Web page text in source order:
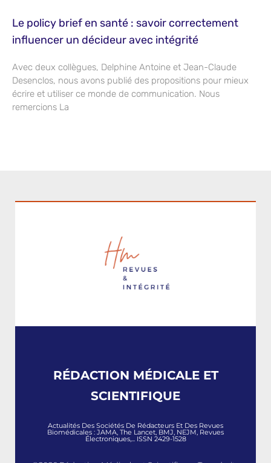
Le policy brief en santé : savoir correctement
influencer un décideur avec intégrité
Avec deux collègues, Delphine Antoine et Jean-Claude
Desenclos, nous avons publié des propositions pour mieux
écrire et utiliser ce monde de communication. Nous
remercions La
RÉDACTION MÉDICALE ET
SCIENTIFIQUE
Actualités Des Sociétés De Rédacteurs Et Des Revues
Biomédicales : JAMA, The Lancet, BMJ, NEJM, Revues
Électroniques,... ISSN 2429-1528